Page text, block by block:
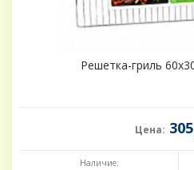
Решетка-гриль
Цена:
Наличие: